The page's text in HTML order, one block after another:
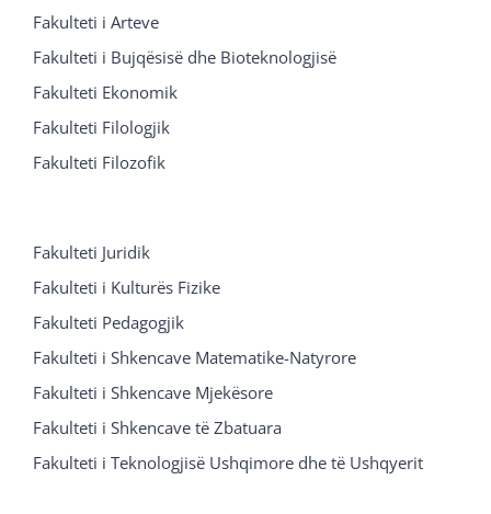
Fakulteti i Arteve
Fakulteti i Bujqësisë dhe Bioteknologjisë
Fakulteti Ekonomik
Fakulteti Filologjik
Fakulteti Filozofik
Fakulteti Juridik
Fakulteti i Kulturës Fizike
Fakulteti Pedagogjik
Fakulteti i Shkencave Matematike-Natyrore
Fakulteti i Shkencave Mjekësore
Fakulteti i Shkencave të Zbatuara
Fakulteti i Teknologjisë Ushqimore dhe të Ushqyerit